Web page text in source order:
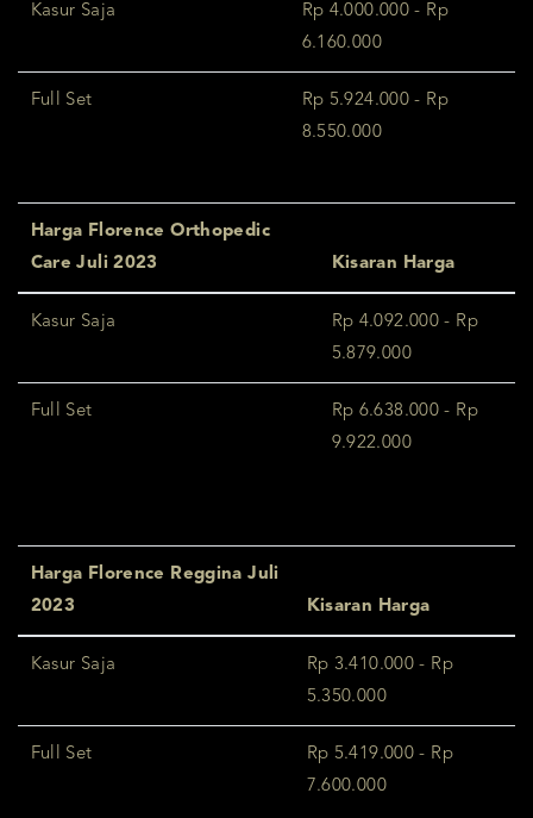
Kasur Saja
Rp 4.000.000 - Rp
6.160.000
Full Set
Rp 5.924.000 - Rp
8.550.000
Harga Florence Orthopedic
Care Juli 2023
Kisaran Harga
Kasur Saja
Rp 4.092.000 - Rp
5.879.000
Full Set
Rp 6.638.000 - Rp
9.922.000
Harga Florence Reggina Juli
2023
Kisaran Harga
Kasur Saja
Rp 3.410.000 - Rp
5.350.000
Full Set
Rp 5.419.000 - Rp
7.600.000